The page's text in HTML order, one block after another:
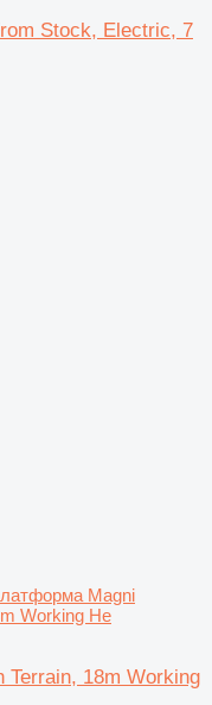
Stock, Electric, 7
Magni
Working He
Terrain, 18m Working